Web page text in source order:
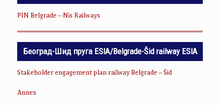
PIN Belgrade – Nis Railways
Београд-Шид пруга ESIA/Belgrade-Šid railway ESIA
Stakeholder engagement plan railway Belgrade – Šid
Annex